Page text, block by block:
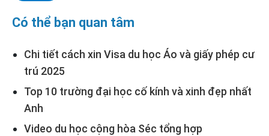
Có thể bạn quan tâm
Chi tiết cách xin Visa du học Áo và giấy phép cư
trú 2025
Top 10 trường đại học cố kính và xinh đẹp nhất
Anh
Video du học cộng hòa Séc tổng hợp